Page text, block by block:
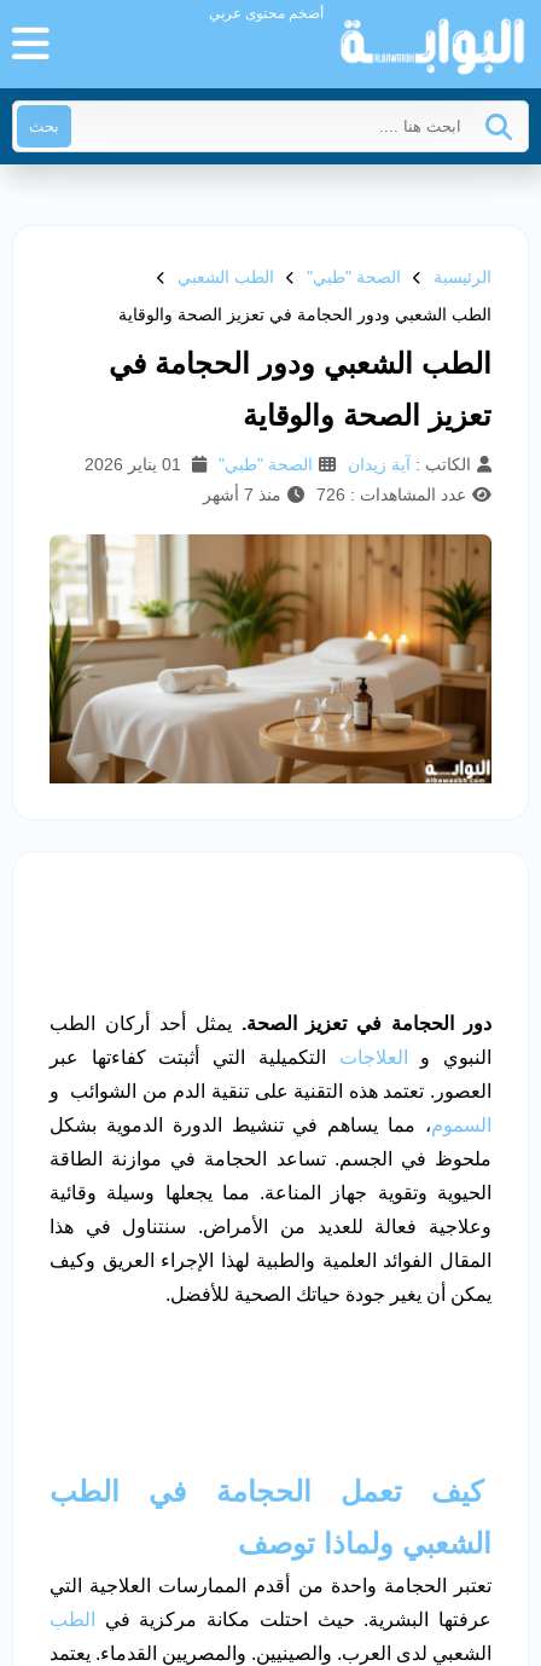
أضخم محتوى عربي
بحث
الرئيسية الصحة "طبي"
الطب الشعبي
الطب الشعبي ودور الحجامة في تعزيز الصحة والوقاية
الطب الشعبي ودور الحجامة في
تعزيز الصحة والوقاية
الكاتب : آية زيدان الصحة "طبي"
عدد المشاهدات : 726
منذ 7 أشهر
دور الحجامة في تعزيز الصحة. يمثل أحد أركان الطب
النبوي و العلاجات التكميلية التي أثبتت كفاءتها عبر
العصور. تعتمد هذه التقنية على تنقية الدم من الشوائب و
السموم، مما يساهم في تنشيط الدورة الدموية بشكل
ملحوظ في الجسم. تساعد الحجامة في موازنة الطاقة
الحيوية وتقوية جهاز المناعة. مما يجعلها وسيلة وقائية
وعلاجية فعالة للعديد من الأمراض. سنتناول في هذا
المقال الفوائد العلمية والطبية لهذا الإجراء العريق وكيف
يمكن أن يغير جودة حياتك الصحية للأفضل.
كيف تعمل الحجامة في الطب
الشعبي ولماذا توصف
تعتبر الحجامة واحدة من أقدم الممارسات العلاجية التي
عرفتها البشرية. حيث احتلت مكانة مركزية في
الطب
الشعبي لدى العرب. والصينيين. والمصريين القدماء. يعتمد